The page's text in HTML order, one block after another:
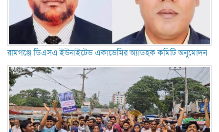
রামগঞ্জে ডিএসএ ইউনাইটেড একাডেমির অ্যাডহক কমিটি অনুমোদন